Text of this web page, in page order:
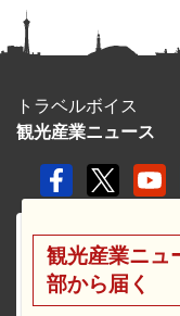
トラベルボイス
観光産業ニュース
観光産業ニュ
部から届く